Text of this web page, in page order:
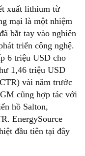
xuất lithium từ
mại là một nhiệm
bắt tay vào nghiên
triển công nghệ.
6 triệu USD cho
1,46 triệu USD
vài năm trước
cũng hợp tác với
hồ Salton,
EnergySource
đầu tiên tại đây